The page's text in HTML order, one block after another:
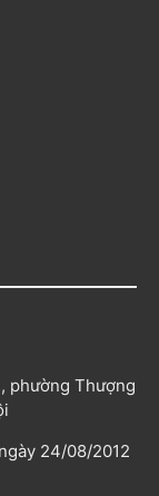
phường Thượng
24/08/2012